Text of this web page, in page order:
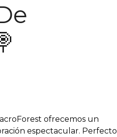
ofrecemos un
espectacular. Perfecto